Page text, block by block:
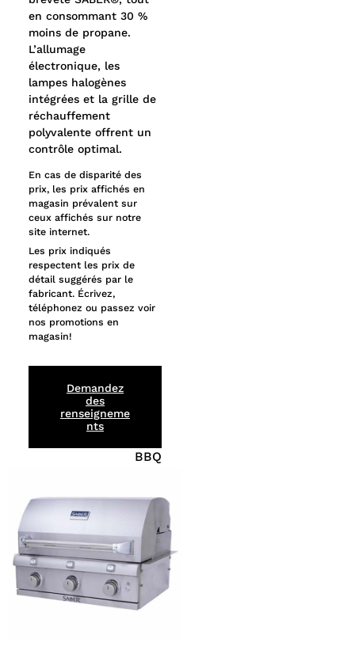
BBQ
en consommant 30 %
moins de propane.
L’allumage
électronique, les
lampes halogènes
intégrées et la grille de
réchauffement
polyvalente offrent un
contrôle optimal.
En cas de disparité des
prix, les prix affichés en
magasin prévalent sur
ceux affichés sur notre
site internet.
Les prix indiqués
respectent les prix de
détail suggérés par le
fabricant. Écrivez,
téléphonez ou passez voir
nos promotions en
magasin!
Demandez
des
renseigneme
nts